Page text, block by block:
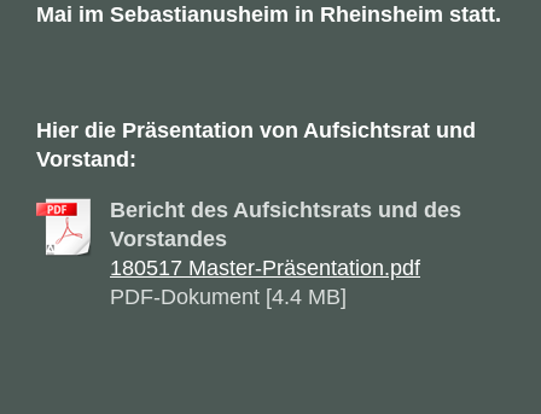
Mai im Sebastianusheim in Rheinsheim statt.
Hier die Präsentation von Aufsichtsrat und
Vorstand:
Bericht des Aufsichtsrats und des
Vorstandes
180517 Master-Präsentation.pdf
PDF-Dokument [4.4 MB]